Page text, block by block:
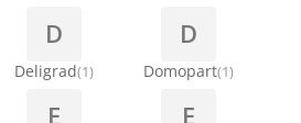
D
Deligrad(1)
D
Domopart(1)
E E